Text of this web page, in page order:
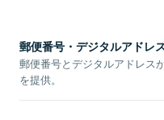
郵便番号・デジタルアドレ
郵便番号とデジタルアドレス
を提供。